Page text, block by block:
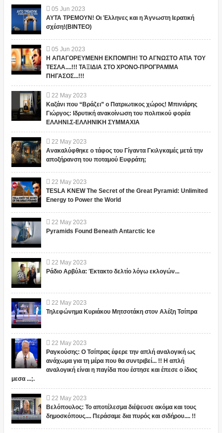
05 Jun 2023
ΑΥΤΑ ΤΡΕΜΟΥΝ! Οι Έλληνες και η Άγνωστη Ιερατική
σχέση!(ΒΙΝΤΕΟ)
05 Jun 2023
Η ΑΠΑΓΟΡΕΥΜΕΝΗ ΕΚΠΟΜΠΗ! ΤΟ ΑΓΝΩΣΤΟ ΑΤΙΑ ΤΟΥ
ΤΕΣΛΑ....!!! ΤΑΞΙΔΙΑ ΣΤΟ ΧΡΟΝΟ-ΠΡΟΓΡΑΜΜΑ
ΠΗΓΑΣΟΣ...!!!
22 May 2023
Καζάνι που “Βράζει” ο Πατριωτικος χώρος! Μπινιάρης
Γιώργος: Ιδρυτική ανακοίνωση του πολιτικού φορέα
ΕΛΛΗΝΙ.Σ-ΕΛΛΗΝΙΚΗ ΣΥΜΜΑΧΙΑ
22 May 2023
Ανακαλύφθηκε ο τάφος του Γίγαντα Γκιλγκαμές μετά την
αποξήρανση του ποταμού Ευφράτη;
22 May 2023
TESLA KNEW The Secret of the Great Pyramid: Unlimited
Energy to Power the World
22 May 2023
Pyramids Found Beneath Antarctic Ice
22 May 2023
Ράδιο Αρβύλα: Έκτακτο δελτίο λόγω εκλογών...
22 May 2023
Τηλεφώνημα Κυριάκου Μητσοτάκη στον Αλέξη Τσίπρα
22 May 2023
Ραγκούσης: Ο Τσίπρας έφερε την απλή αναλογική ως
ανάχωμα για τη μέρα που θα συντριβεί... !! Η απλή
αναλογική είναι η παγίδα που έστησε και έπεσε ο ίδιος
μεσα ...;.
22 May 2023
Βελόπουλος: Το αποτέλεσμα διέψευσε ακόμα και τους
δημοσκόπους.... Περάσαμε δια πυρός και σιδήρου.... !!